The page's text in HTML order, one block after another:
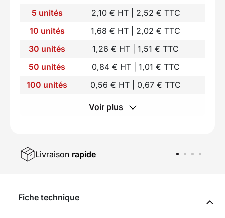
5 unités
2,10 € HT | 2,52 € TTC
10 unités
1,68 € HT | 2,02 € TTC
30 unités
1,26 € HT | 1,51 € TTC
50 unités
0,84 € HT | 1,01 € TTC
100 unités
0,56 € HT | 0,67 € TTC
Voir plus
Livraison rapide
Fiche technique